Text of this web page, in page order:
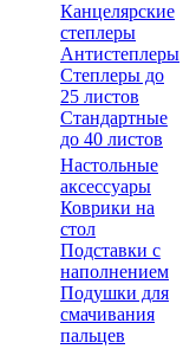
Канцелярские
степлеры
Антистеплеры
Степлеры до
25 листов
Стандартные
до 40 листов
Настольные
аксессуары
Коврики на
стол
Подставки с
наполнением
Подушки для
смачивания
пальцев